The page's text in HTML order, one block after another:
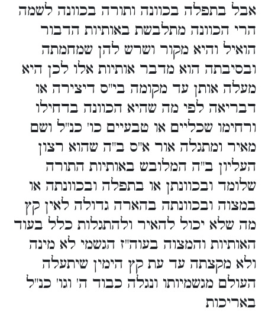
אבל בתפלה בכוונה ותורה בכוונה לשמה
הרי הכוונה מתלבשת באותיות הדבור
הואיל והיא מקור ושרש להן שמחמתה
ובסיבתה הוא מדבר אותיות אלו לכן היא
מעלה אותן עד מקומה בי"ס דיצירה או
דבריאה לפי מה שהיא הכוונה בדחילו
ורחימו שכליים או טבעיים כו' כנ"ל ושם
מאיר ומתגלה אור א"ס ב"ה שהוא רצון
העליון ב"ה המלובש באותיות התורה
שלומד ובכוונתן או בתפלה ובכוונתה או
במצוה ובכוונתה בהארה גדולה לאין קץ
מה שלא יכול להאיר ולהתגלות כלל בעוד
האותיות והמצוה בעוה"ז הגשמי לא מינה
ולא מקצתה עד עת קץ הימין שיתעלה
העולם מגשמיותו ונגלה כבוד ה' וגו' כנ"ל
באריכות